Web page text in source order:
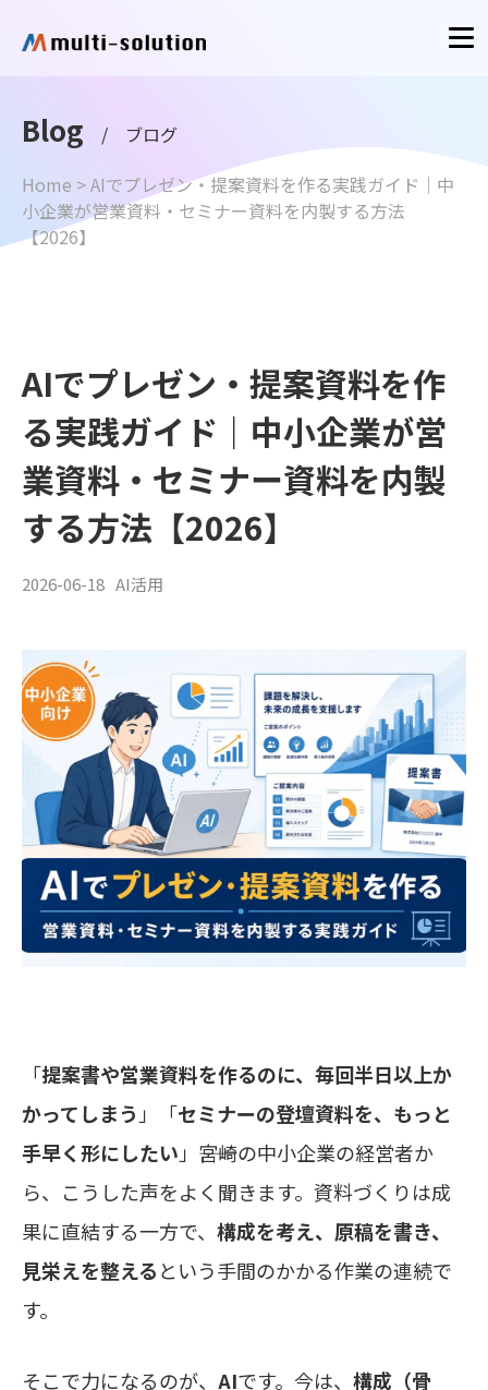
Blog / ブログ
Home >AIでプレゼン・提案資料を作る実践ガイド｜中
小企業が営業資料・セミナー資料を内製する方法
【2026】
AIでプレゼン・提案資料を作
る実践ガイド｜中小企業が営
業資料・セミナー資料を内製
する方法【2026】
2026-06-18 AI活用
「提案書や営業資料を作るのに、毎回半日以上か
かってしまう」「セミナーの登壇資料を、もっと
手早く形にしたい」――宮崎の中小企業の経営者か
ら、こうした声をよく聞きます。資料づくりは成
果に直結する一方で、 構成を考え、原稿を書き、
見栄えを整えるという手間のかかる作業の連続で
す。
そこで力になるのが、 AIです。今は、 構成（骨